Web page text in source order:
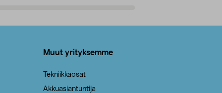
Muut yrityksemme
Tekniikkaosat
Akkuasiantuntija